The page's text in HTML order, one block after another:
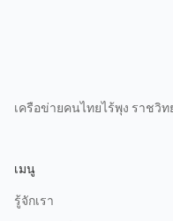
เครือข่ายคนไทยไร้พุง ราชวิ
เมนู
รู้จักเรา